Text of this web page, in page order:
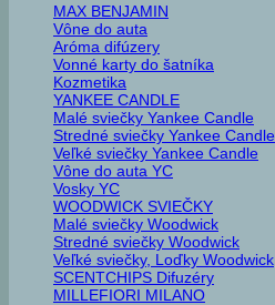
MAX BENJAMIN
Vône do auta
Aróma difúzery
Vonné karty do šatníka
Kozmetika
YANKEE CANDLE
Malé sviečky Yankee Candle
Stredné sviečky Yankee Candle
Veľké sviečky Yankee Candle
Vône do auta YC
Vosky YC
WOODWICK SVIEČKY
Malé sviečky Woodwick
Stredné sviečky Woodwick
Veľké sviečky, Loďky Woodwick
SCENTCHIPS Difuzéry
MILLEFIORI MILANO